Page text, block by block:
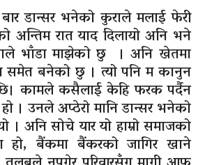
डान्सर भनेको कुराले मलाई फेरी
अन्तिम रात याद दिलायो अनि भने
भाँडा माझेको छु । अनि खेतमा
समेत बनेको छु । त्यो पनि म कानुन
कामले कसैलाई केहि फरक पर्दैन
। उनले अप्ठेरो मानि डान्सर भनेको
। अनि सोचे यार यो हाम्रो समाजको
हो, बैंकमा बैंकरको जागिर खाने